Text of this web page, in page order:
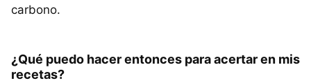
carbono.
¿Qué puedo hacer entonces para acertar en mis
recetas?